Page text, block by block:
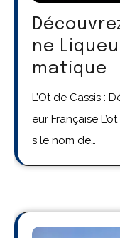
ne
matique
L’Ot de Cassis :
eur Française
s le nom de…